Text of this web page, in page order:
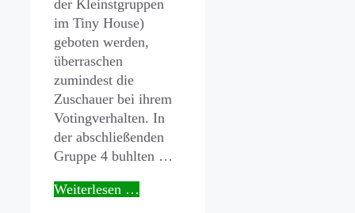
der Kleinstgruppen
im Tiny House)
geboten werden,
überraschen
zumindest die
Zuschauer bei ihrem
Votingverhalten. In
der abschließenden
Gruppe 4 buhlten …
Weiterlesen …